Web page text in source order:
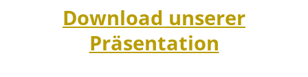
Download unserer
Präsentation